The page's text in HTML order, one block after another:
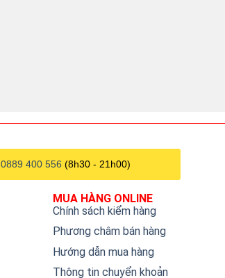
0889 400 556 (8h30 - 21h00)
MUA HÀNG ONLINE
Chính sách kiểm hàng
Phương châm bán hàng
Hướng dẫn mua hàng
Thông tin chuyển khoản